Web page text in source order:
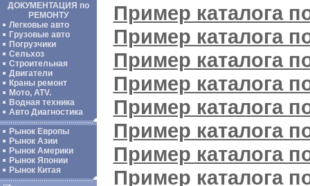
ДОКУМЕНТАЦИЯ по
РЕМОНТУ
Легковые авто
Грузовые авто
Погрузчики
Сельхоз
Строительная
Двигатели
Краны ремонт
Мото, ATV.
Водная техника
Авто Диагностика
Рынок Европы
Рынок Азии
Рынок Америки
Рынок Японии
Рынок Китая
Пример каталога
Пример каталога
Пример каталога
Пример каталога
Пример каталога
Пример каталога
Пример каталога
Пример каталога